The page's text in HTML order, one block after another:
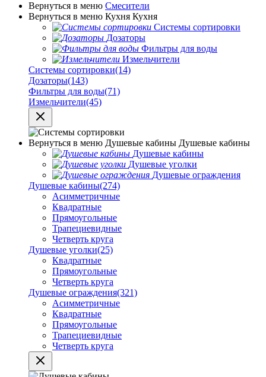
Вернуться в меню Смесители
Вернуться в меню Кухня Кухня
Системы сортировки
Дозаторы
Фильтры для воды
Измельчители
Системы сортировки(14)
Дозаторы(143)
Фильтры для воды(71)
Измельчители(45)
Вернуться в меню Душевые кабины Душевые кабины
Душевые кабины
Душевые уголки
Душевые ограждения
Душевые кабины(274)
Асимметричные
Квадратные
Прямоугольные
Трапециевидные
Четверть круга
Душевые уголки(25)
Квадратные
Прямоугольные
Четверть круга
Душевые ограждения(321)
Асимметричные
Квадратные
Прямоугольные
Трапециевидные
Четверть круга